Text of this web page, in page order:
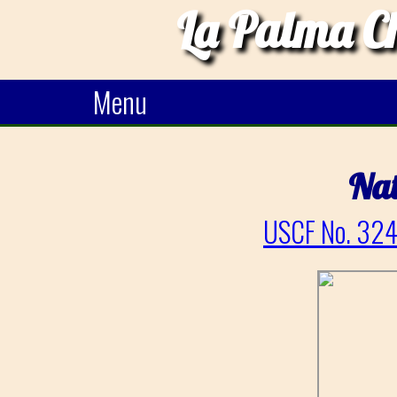
La Palma
Menu
USCF No.